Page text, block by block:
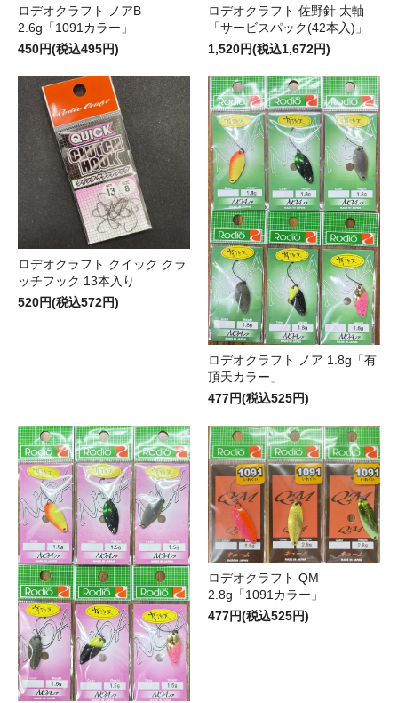
ロデオクラフト ノアB
2.6g「1091カラー」
450円(税込495円)
ロデオクラフト 佐野針 太軸
「サービスパック(42本入)」
1,520円(税込1,672円)
ロデオクラフト クイック クラ
ッチフック 13本入り
520円(税込572円)
ロデオクラフト ノア 1.8g「有
頂天カラー」
477円(税込525円)
ロデオクラフト QM
2.8g「1091カラー」
477円(税込525円)